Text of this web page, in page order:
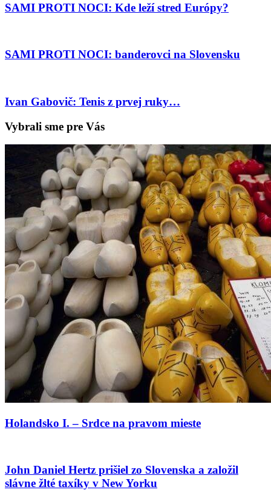
SAMI PROTI NOCI: Kde leží stred Európy?
SAMI PROTI NOCI: banderovci na Slovensku
Ivan Gabovič: Tenis z prvej ruky…
Vybrali sme pre Vás
Holandsko I. – Srdce na pravom mieste
John Daniel Hertz prišiel zo Slovenska a založil
slávne žlté taxíky v New Yorku